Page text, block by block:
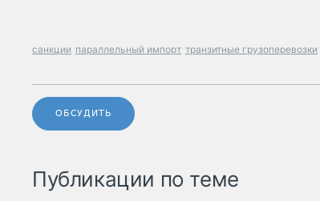
санкции параллельный импорт транзитные грузоперевозки
ОБСУДИТЬ
Публикации по теме